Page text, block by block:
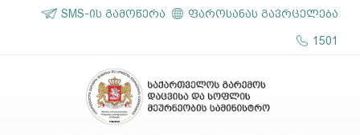
ფაროსანას გავრცელება
SMS-ის გამოწერა
1501